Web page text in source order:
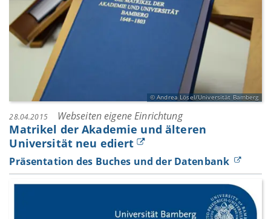
Andrea Lösel/Universität Bamberg
28.04.2015 Webseiten eigene Einrichtung
Matrikel der Akademie und älteren
Universität neu ediert
Präsentation des Buches und der Datenbank